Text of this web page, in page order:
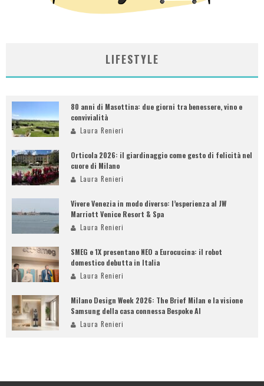
LIFESTYLE
80 anni di Masottina: due giorni tra benessere, vino e
convivialità
Laura Renieri
Orticola 2026: il giardinaggio come gesto di felicità nel
cuore di Milano
Laura Renieri
Vivere Venezia in modo diverso: l’esperienza al JW
Marriott Venice Resort & Spa
Laura Renieri
SMEG e 1X presentano NEO a Eurocucina: il robot
domestico debutta in Italia
Laura Renieri
Milano Design Week 2026: The Brief Milan e la visione
Samsung della casa connessa Bespoke AI
Laura Renieri